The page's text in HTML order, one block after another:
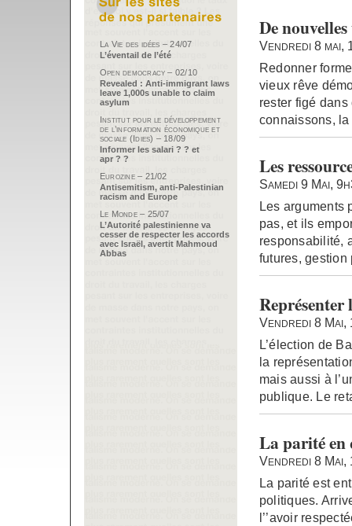
De
Vendredi 8 mai,
Redonner
vieux rêve
rester figé
connaissons,
Les
Samedi 9 Mai,
Les arguments
pas, et ils
responsabilité,
futures,
Représenter
Vendredi 8 Mai,
L’élection de
la
mais aussi à
publique. Le
La parité en
Vendredi 8 Mai,
La parité est
politiques.
l’’avoir
La Vie des idées – 24/07
L’éventail de l’été
Open democracy – 02/10
Revealed : Anti-immigrant laws
leave 1,000s unable to claim
asylum
Institut pour le développement
de l’information économique et
sociale (Idies) – 18/09
Informer les salari ? ? et
apr ? ?
Eurozine – 21/02
Antisemitism, anti-Palestinian
racism and Europe
Le Monde – 25/07
L’Autorité palestinienne va
cesser de respecter les accords
avec Israël, avertit Mahmoud
Abbas